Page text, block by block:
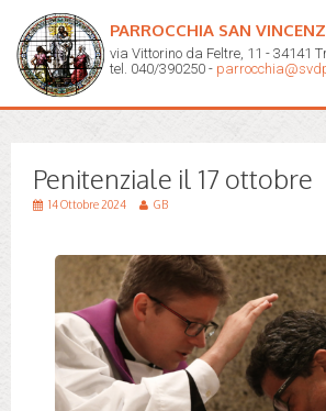
PARROCCHIA SAN
via Vittorino da Feltre, 11 - 34141
tel. 040/390250 -
Penitenziale il 17 ottobre
14 Ottobre 2024 GB